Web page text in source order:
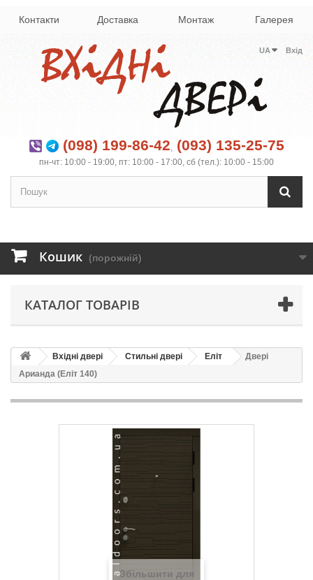
Контакти Доставка Монтаж Галерея
Вхід
UA
(098) 199-86-42, (093) 135-25-75
пн-чт: 10:00 - 19:00, пт: 10:00 - 17:00, сб (тел.): 10:00 - 15:00
Кошик (порожній)
КАТАЛОГ ТОВАРІВ
Вхідні двері Стильні двері Еліт
Двері
Арианда (Еліт 140)
Збільшити для